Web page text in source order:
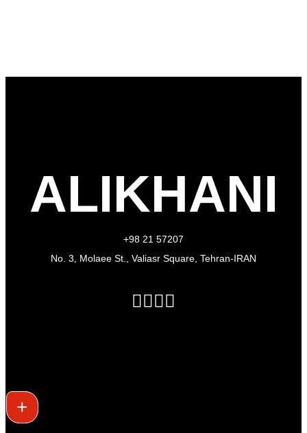
ALIKHANI
+98 21 57207
No. 3, Molaee St., Valiasr Square, Tehran-IRAN
+